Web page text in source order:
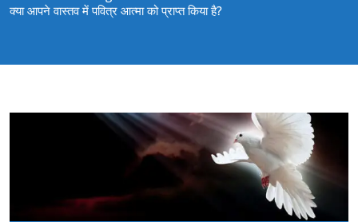
क्या आपने वास्तव में पवित्र आत्मा को प्राप्त किया है?